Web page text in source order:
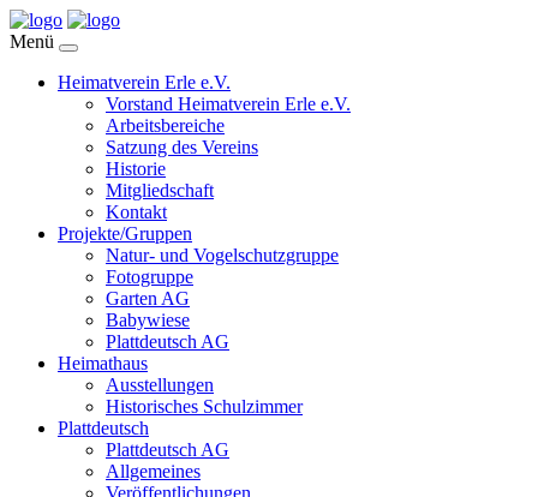
Menü
Heimatverein Erle e.V.
Vorstand Heimatverein Erle e.V.
Arbeitsbereiche
Satzung des Vereins
Historie
Mitgliedschaft
Kontakt
Projekte/Gruppen
Natur- und Vogelschutzgruppe
Fotogruppe
Garten AG
Babywiese
Plattdeutsch AG
Heimathaus
Ausstellungen
Historisches Schulzimmer
Plattdeutsch
Plattdeutsch AG
Allgemeines
Veröffentlichungen